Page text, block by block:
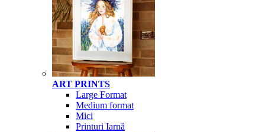
ART PRINTS
Large Format
Medium format
Mici
Printuri Iarnă